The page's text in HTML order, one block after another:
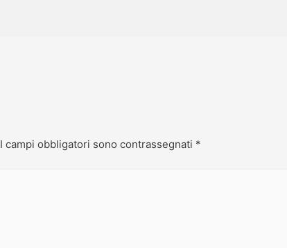
I campi obbligatori sono contrassegnati *